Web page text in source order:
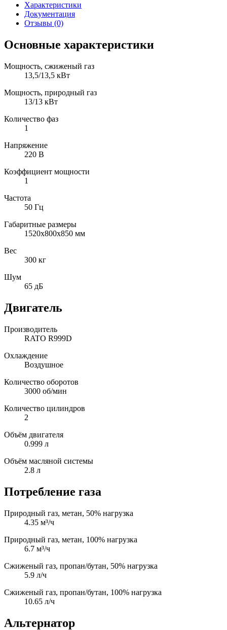
Характеристики
Документация
Отзывы (0)
Основные характеристики
Мощность, сжиженый газ
13,5/13,5 кВт
Мощность, природный газ
13/13 кВт
Количество фаз
1
Напряжение
220 В
Коэффициент мощности
1
Частота
50 Гц
Габаритные размеры
1520х800х850 мм
Вес
300 кг
Шум
65 дБ
Двигатель
Производитель
RATO R999D
Охлаждение
Воздушное
Количество оборотов
3000 об/мин
Количество цилиндров
2
Объём двигателя
0.999 л
Объём масляной системы
2.8 л
Потребление газа
Природный газ, метан, 50% нагрузка
4.35 м³/ч
Природный газ, метан, 100% нагрузка
6.7 м³/ч
Сжиженый газ, пропан/бутан, 50% нагрузка
5.9 л/ч
Сжиженый газ, пропан/бутан, 100% нагрузка
10.65 л/ч
Альтернатор